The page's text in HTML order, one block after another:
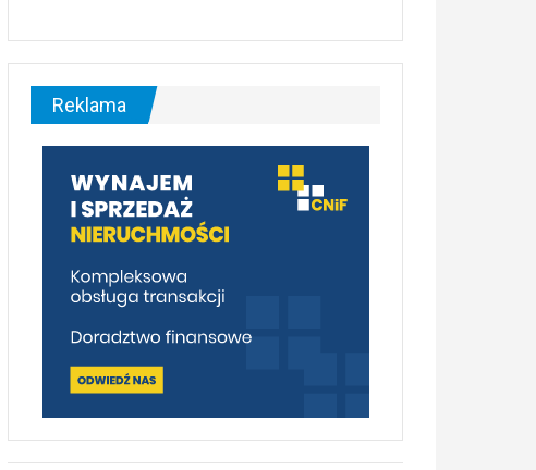
–
malownicza
[fotorelacja]
Reklama